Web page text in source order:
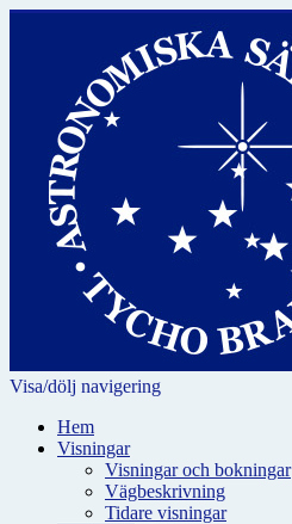
Visa/dölj navigering
Hem
Visningar
Visningar och bokningar
Vägbeskrivning
Tidare visningar